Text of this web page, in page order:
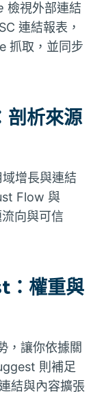
檢視外部連結
連結報表，
抓取，並同步
析來源
增長與連結
Flow 與
向與可信
權重與
，讓你依據關
則補足
結與內容擴張